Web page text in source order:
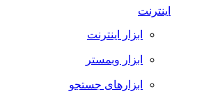
اینترنت
ابزار اینترنت
ابزار وبمستر
ابزارهای جستجو